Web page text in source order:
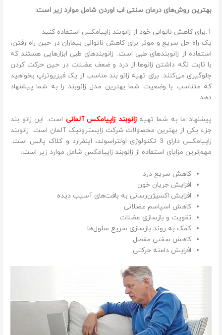
بهترین روش‌های درمان سنتی اب اوردن شامل موارد زیر است:
1.برای کاهش ناتوانی خود از زانوبند زاپیامکس استفاده کنید
یک راه حل سریع و موثر برای کاهش ناتوانی بیماران در حین راه رفتن،
استفاده از زانوبندهای طبی است. زانوبندهای طبی ابزارهایی هستند که
با ثابت نگه داشتن زانوها از درد و ضعف عضلات در حین حرکت کردن
جلوگیری می‌کنند. برای تهیه زانو بند مناسب از یک فیزیوتراپ بخواهید
که متناسب با وضعیت شما بهترین مدل زانوبند را به شما پیشنهاد
دهد.
پیشنهاد ما به شما تهیهزانوبند زاپیامکس آلمانی است. این زانو بند
جزء یکی از بهترین محصولات شرکت زایسترونیک آلمان است. زانوبند
زاپیامکس دارای 3 تکنولوژی اولتراسوند، اینفرارد و کلاک پالس است.
مهم‌ترین مزایای استفاده از زانوبند زاپیامکس شامل موارد زیر است:
کاهش سریع درد
افزایش جریان خون
افزایش اکسیژن‌رسانی به بافت‌های آسیب ‌دیده
کاهش اسپاسم عضلانی
تقویت و بازسازی عضلات
کمک به روند بازسازی سریع سلول‌ها
کاهش سفتی مفصل
افزایش دامنه حرکتی